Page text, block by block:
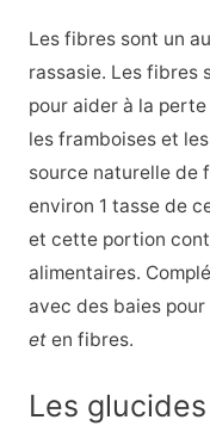
Les fibres sont un
rassasie. Les fibres
pour aider à la
les framboises et
source naturelle de
environ 1 tasse de
et cette portion
alimentaires.
avec des baies
et en fibres.
Les